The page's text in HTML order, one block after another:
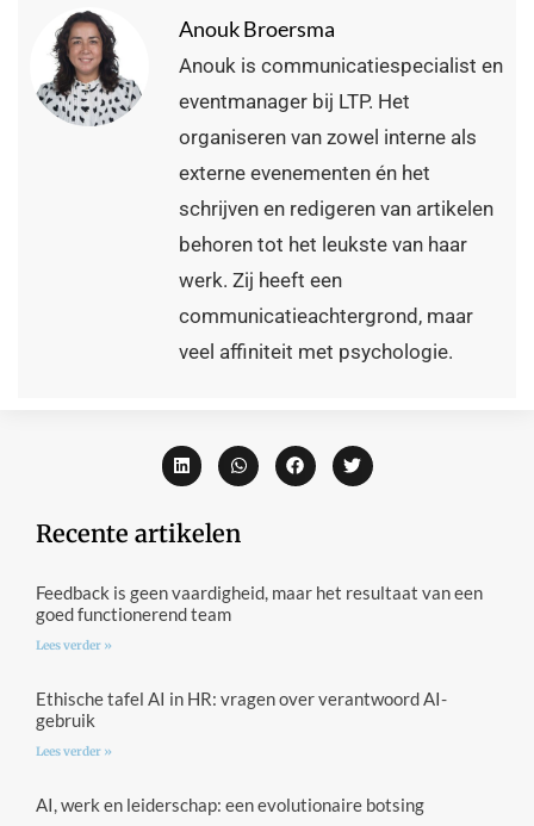
Anouk Broersma
Anouk is communicatiespecialist en
eventmanager bij LTP. Het
organiseren van zowel interne als
externe evenementen én het
schrijven en redigeren van artikelen
behoren tot het leukste van haar
werk. Zij heeft een
communicatieachtergrond, maar
veel affiniteit met psychologie.
Recente artikelen
Feedback is geen vaardigheid, maar het resultaat van een
goed functionerend team
Lees verder »
Ethische tafel AI in HR: vragen over verantwoord AI-
gebruik
Lees verder »
AI, werk en leiderschap: een evolutionaire botsing